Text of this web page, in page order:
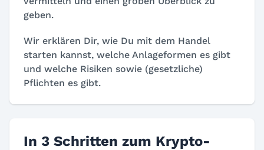
geben.
Wir erklären Dir, wie Du mit dem Handel
starten kannst, welche Anlageformen es gibt
und welche Risiken sowie (gesetzliche)
Pflichten es gibt.
In 3 Schritten zum Krypto-